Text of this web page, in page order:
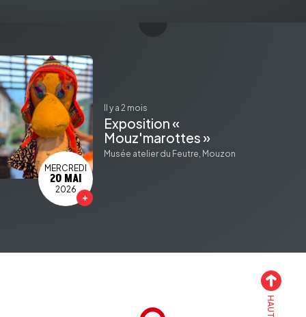
Exposition «
Mouz'marottes »
il y a 2 mois
Musée atelier du Feutre, Mouzon
MERCREDI
20 MAI
2026